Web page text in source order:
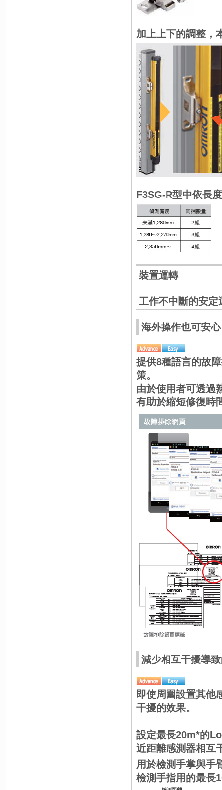
加上上下的調整，
F3SG-R型中依長
裝置運轉
工作不中斷的安定
海外操作也可安
提供8種語言的故
策。
由於使用者可透過
有助於縮短修復時
減少相互干擾導
即使周圍設置其他
干擾的效果。
設定最長20m*的
近距離感測器相互
用於檢測手掌與手
檢測手指用的最長